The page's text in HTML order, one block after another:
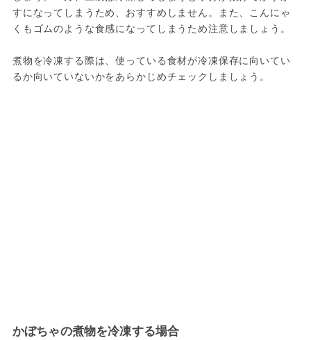
すになってしまうため、おすすめしません。また、こんにゃ
くもゴムのような食感になってしまうため注意しましょう。
煮物を冷凍する際は、使っている食材が冷凍保存に向いてい
るか向いていないかをあらかじめチェックしましょう。
かぼちゃの煮物を冷凍する場合